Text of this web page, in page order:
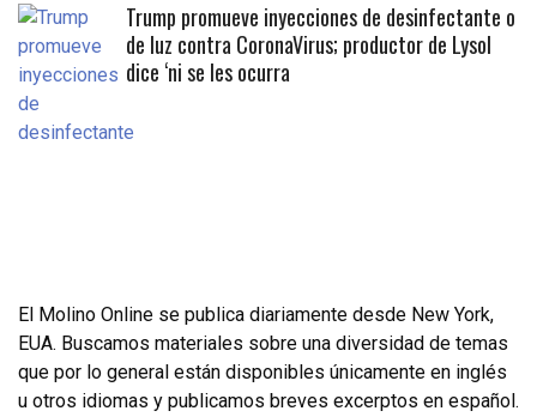
Trump promueve inyecciones de desinfectante o
de luz contra CoronaVirus; productor de Lysol
dice ‘ni se les ocurra
El Molino Online se publica diariamente desde New York,
EUA. Buscamos materiales sobre una diversidad de temas
que por lo general están disponibles únicamente en inglés
u otros idiomas y publicamos breves excerptos en español.